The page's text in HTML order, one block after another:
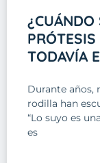
¿CUÁNDO
TODAVÍA
Durante años,
rodilla han
“Lo suyo es
es